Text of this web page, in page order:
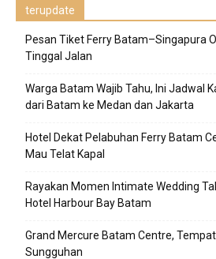
terupdate
Pesan Tiket Ferry Batam–Singapura
Tinggal Jalan
Warga Batam Wajib Tahu, Ini Jadwal
dari Batam ke Medan dan Jakarta
Hotel Dekat Pelabuhan Ferry Batam
Mau Telat Kapal
Rayakan Momen Intimate Wedding
Hotel Harbour Bay Batam
Grand Mercure Batam Centre,
Sungguhan